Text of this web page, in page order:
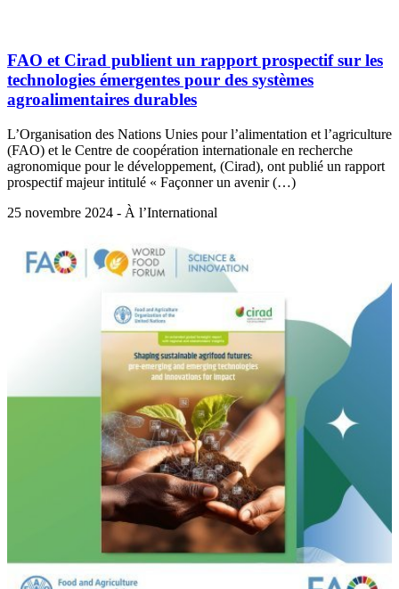
FAO et Cirad publient un rapport prospectif sur les
technologies émergentes pour des systèmes
agroalimentaires durables
L’Organisation des Nations Unies pour l’alimentation et l’agriculture
(FAO) et le Centre de coopération internationale en recherche
agronomique pour le développement, (Cirad), ont publié un rapport
prospectif majeur intitulé « Façonner un avenir (…)
25 novembre 2024 - À l’International